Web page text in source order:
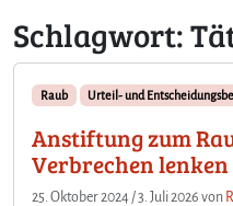
Schlagwort:
Raub Urteil- und
Anstiftung zum
Verbrechen lenken
25. Oktober 2024 /3. Juli 2026 von